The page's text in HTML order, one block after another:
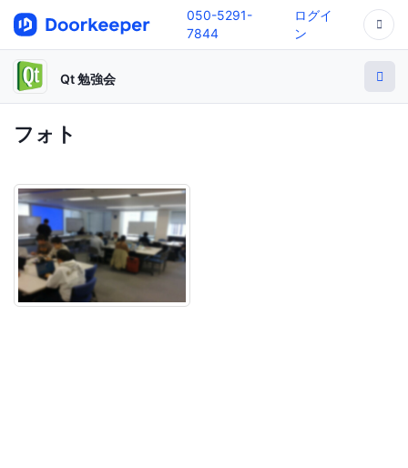
050-5291-
7844
ログイ
ン
Qt 勉強会
フォト